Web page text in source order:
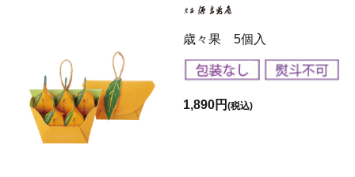
歳々果 5個入
1,890円(税込)